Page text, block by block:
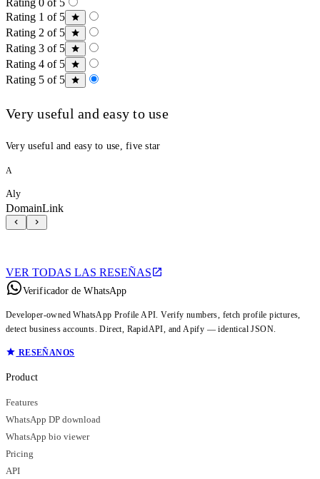
Rating 1 of 5
Rating 2 of 5
Rating 3 of 5
Rating 4 of 5
Rating 5 of 5
Very useful and easy to use
Very useful and easy to use, five star
A
Aly
DomainLink
VER TODAS LAS RESEÑAS
Verificador de WhatsApp
Developer-owned WhatsApp Profile API. Verify numbers, fetch profile pictures,
detect business accounts. Direct, RapidAPI, and Apify — identical JSON.
RESEÑANOS
Product
Features
WhatsApp DP download
WhatsApp bio viewer
Pricing
API